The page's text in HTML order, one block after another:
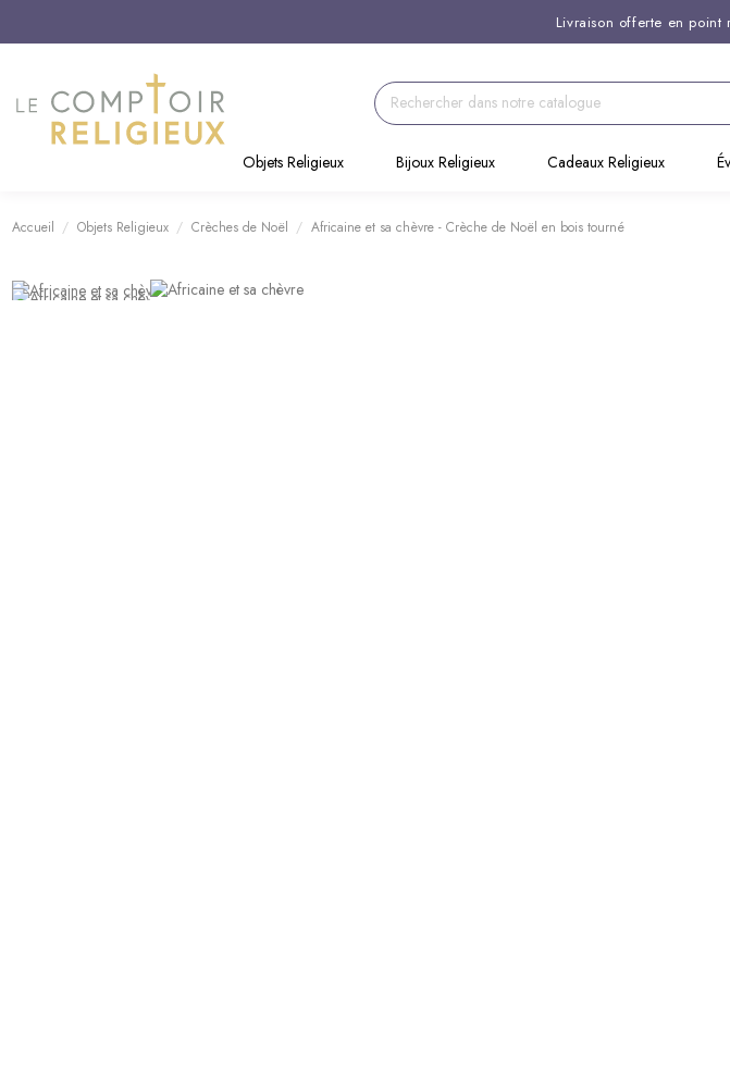
Livraison offerte en point
Support client
Commandez avant 14H,
Objets Religieux
Bijoux Religieux Cadeaux Religieux
Accueil Objets Religieux Crèches de Noël Africaine et sa chèvre - Crèche de Noël en bois tourné